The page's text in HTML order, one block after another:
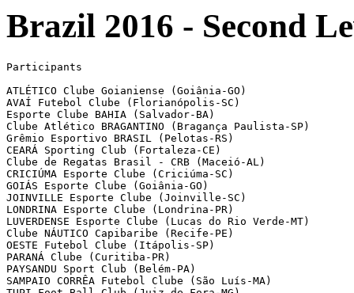
Brazil 2016 - Second
Participants
ATLÉTICO Clube Goianiense (Goiânia-GO)
AVAÍ Futebol Clube (Florianópolis-SC)
Esporte Clube BAHIA (Salvador-BA)
Clube Atlético BRAGANTINO (Bragança Paulista-SP)
Grêmio Esportivo BRASIL (Pelotas-RS)
CEARÁ Sporting Club (Fortaleza-CE)
Clube de Regatas Brasil - CRB (Maceió-AL)
CRICIÚMA Esporte Clube (Criciúma-SC)
GOIÁS Esporte Clube (Goiânia-GO)
JOINVILLE Esporte Clube (Joinville-SC)
LONDRINA Esporte Clube (Londrina-PR)
LUVERDENSE Esporte Clube (Lucas do Rio Verde-MT)
Clube NÁUTICO Capibaribe (Recife-PE)
OESTE Futebol Clube (Itápolis-SP)			[1]
PARANÁ Clube (Curitiba-PR)
PAYSANDU Sport Club (Belém-PA)
SAMPAIO CORRÊA Futebol Clube (São Luís-MA)